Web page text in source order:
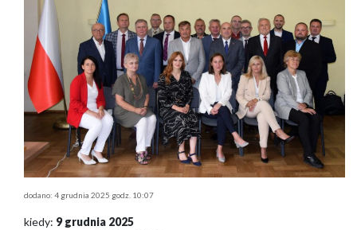
dodano: 4 grudnia 2025 godz. 10:07
kiedy: 9 grudnia 2025